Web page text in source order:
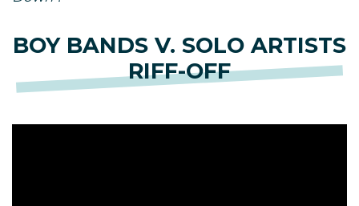
BOY BANDS V. SOLO ARTISTS
RIFF-OFF